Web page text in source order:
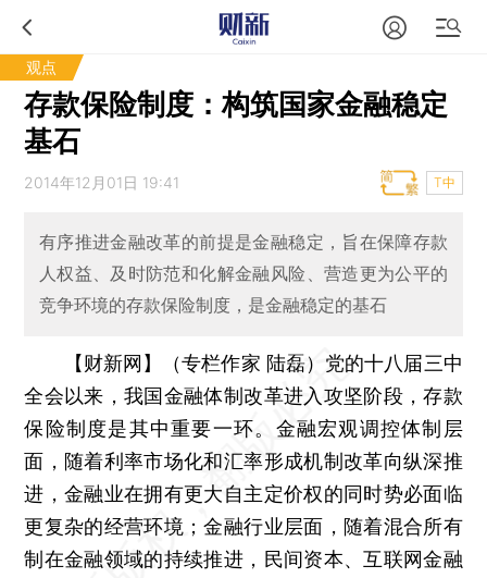
观点
存款保险制度：构筑国家金融稳定
基石
2014年12月01日 19:41 T中
有序推进金融改革的前提是金融稳定，旨在保障存款
人权益、及时防范和化解金融风险、营造更为公平的
竞争环境的存款保险制度，是金融稳定的基石
【财新网】（专栏作家 陆磊） 党的十八届三中
全会以来，我国金融体制改革进入攻坚阶段，存款
保险制度是其中重要一环。金融宏观调控体制层
面，随着利率市场化和汇率形成机制改革向纵深推
进，金融业在拥有更大自主定价权的同时势必面临
更复杂的经营环境；金融行业层面，随着混合所有
制在金融领域的持续推进，民间资本、互联网金融